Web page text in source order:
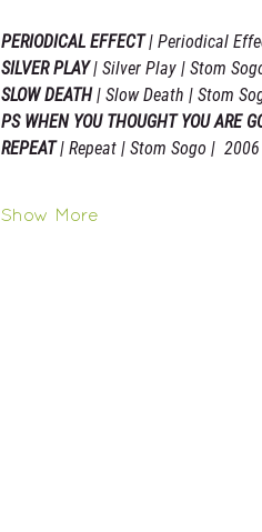
PERIODICAL EFFECT | Periodical
SILVER PLAY | Silver Play | Stom
SLOW DEATH | Slow Death | Stom
PS WHEN YOU THOUGHT YOU ARE
REPEAT | Repeat | Stom Sogo |
Show More